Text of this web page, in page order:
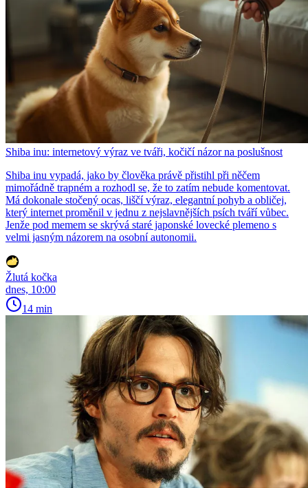
Shiba inu: internetový výraz ve tváři, kočičí názor na poslušnost
Shiba inu vypadá, jako by člověka právě přistihl při něčem
mimořádně trapném a rozhodl se, že to zatím nebude komentovat.
Má dokonale stočený ocas, liščí výraz, elegantní pohyb a obličej,
který internet proměnil v jednu z nejslavnějších psích tváří vůbec.
Jenže pod memem se skrývá staré japonské lovecké plemeno s
velmi jasným názorem na osobní autonomii.
Žlutá kočka
dnes, 10:00
14 min